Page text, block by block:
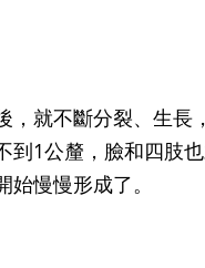
就不斷分裂、生長
到1公釐，臉和四肢
慢慢形成了。